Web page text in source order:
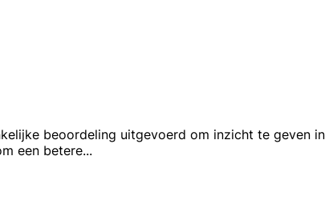
beoordeling uitgevoerd om inzicht te geven in
een betere...